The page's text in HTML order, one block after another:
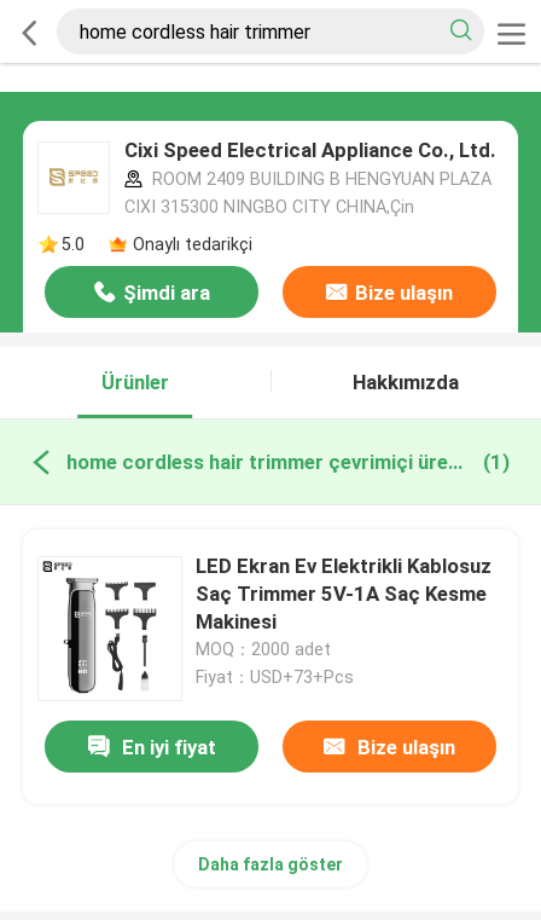
Cixi Speed Electrical Appliance Co., Ltd.
ROOM 2409 BUILDING B HENGYUAN PLAZA
CIXI 315300 NINGBO CITY CHINA,Çin
5.0
Onaylı tedarikçi
Şimdi ara Bize ulaşın
Ürünler Hakkımızda
home cordless hair trimmer çevrimiçi üretim (1)
LED Ekran Ev Elektrikli Kablosuz
Saç Trimmer 5V-1A Saç Kesme
Makinesi
MOQ：2000 adet
Fiyat：USD+73+Pcs
En iyi fiyat Bize ulaşın
Daha fazla göster